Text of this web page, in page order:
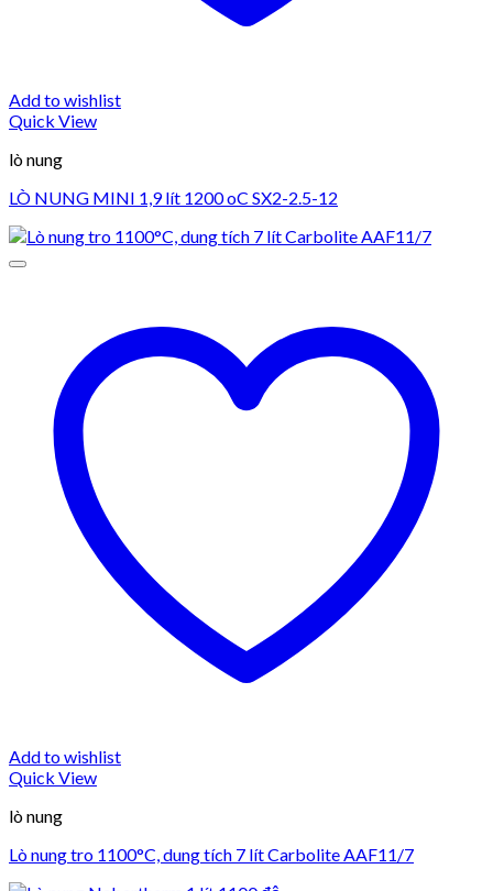
Add to wishlist
Quick View
lò nung
LÒ NUNG MINI 1,9 lít 1200 oC SX2-2.5-12
Add to wishlist
Quick View
lò nung
Lò nung tro 1100°C, dung tích 7 lít Carbolite AAF11/7